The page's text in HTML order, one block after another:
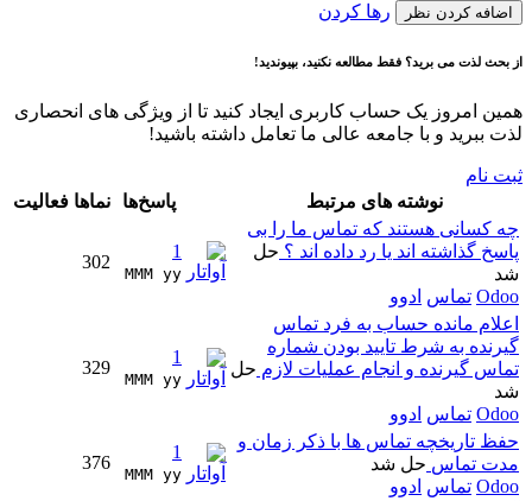
اضافه کردن نظر رها کردن
از بحث لذت می برید؟ فقط مطالعه نکنید، بپیوندید!
همین امروز یک حساب کاربری ایجاد کنید تا از ویژگی های انحصاری
لذت ببرید و با جامعه عالی ما تعامل داشته باشید!
ثبت نام
نوشته های مرتبط
پاسخ‌ها نماها فعالیت
چه کسانی هستند که تماس ما را بی
پاسخ گذاشته اند یا رد داده اند ؟ حل
شد
Odoo تماس ادوو
1
MMM yy
302
اعلام مانده حساب به فرد تماس
گیرنده به شرط تایید بودن شماره
تماس گیرنده و انجام عملیات لازم حل
شد
Odoo تماس ادوو
1
MMM yy
329
حفظ تاریخچه تماس ها با ذکر زمان و
مدت تماس حل شد
Odoo تماس ادوو
1
MMM yy
376